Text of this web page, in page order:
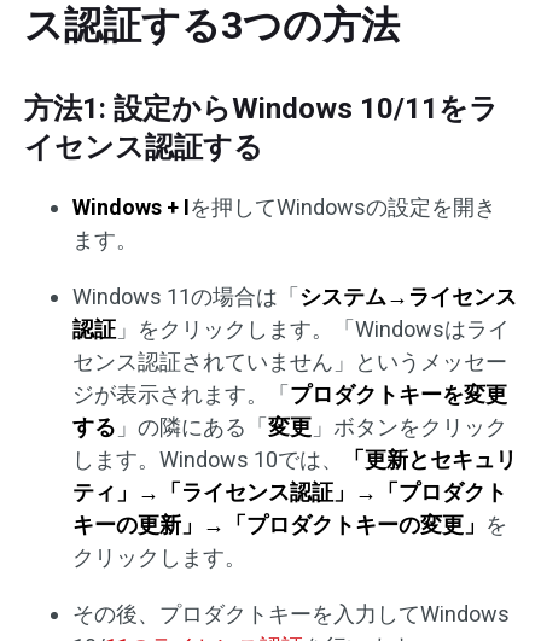
ス認証する3つの方法
方法1: 設定からWindows 10/11をラ
イセンス認証する
Windows + Iを押してWindowsの設定を開き
ます。
Windows 11の場合は「システム→ライセンス
認証 」をクリックします。「Windowsはライ
センス認証されていません」というメッセー
ジが表示されます。「プロダクトキーを変更
する 」の隣にある「変更 」ボタンをクリック
します。Windows 10では、
「更新とセキュリ
ティ」→「ライセンス認証」→「プロダクト
キーの更新」→「プロダクトキーの変更」 を
クリックします。
その後、プロダクトキーを入力してWindows